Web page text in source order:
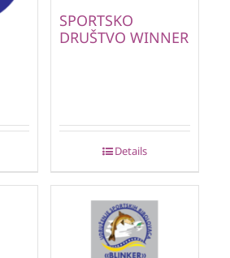
SPORTSKO
DRUŠTVO WINNER
Details